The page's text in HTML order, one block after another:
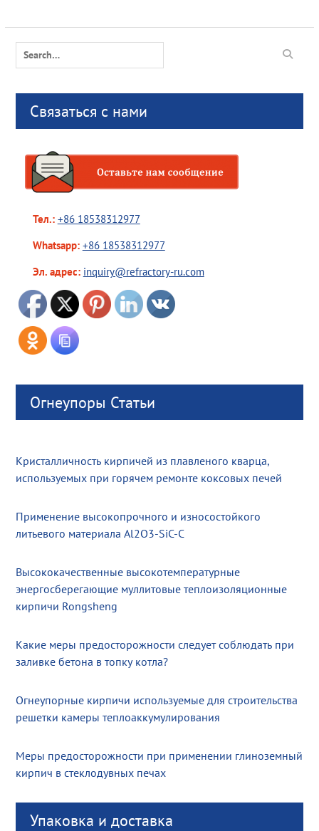
Search
Связаться с нами
Тел.: +86 18538312977
Whatsapp: +86 18538312977
Эл. адрес: inquiry@refractory-ru.com
Огнеупоры Статьи
Кристалличность кирпичей из плавленого кварца,
используемых при горячем ремонте коксовых печей
Применение высокопрочного и износостойкого
литьевого материала Al2O3-SiC-C
Высококачественные высокотемпературные
энергосберегающие муллитовые теплоизоляционные
кирпичи Rongsheng
Какие меры предосторожности следует соблюдать при
заливке бетона в топку котла?
Огнеупорные кирпичи используемые для строительства
решетки камеры теплоаккумулирования
Меры предосторожности при применении глиноземный
кирпич в стеклодувных печах
Упаковка и доставка